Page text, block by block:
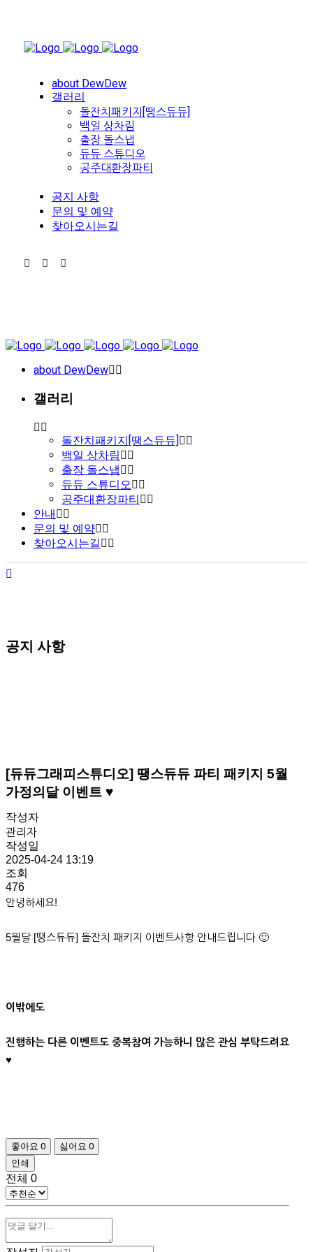
about DewDew
갤러리
돌잔치패키지[땡스듀듀]
백일 상차림
출장 돌스냅
듀듀 스튜디오
공주대환장파티
공지 사항
문의 및 예약
찾아오시는길
about DewDew
갤러리
돌잔치패키지[땡스듀듀]
백일 상차림
출장 돌스냅
듀듀 스튜디오
공주대환장파티
안내
문의 및 예약
찾아오시는길
공지 사항
[듀듀그래피스튜디오] 땡스듀듀 파티 패키지 5월
가정의달 이벤트 ♥
작성자
관리자
작성일
2025-04-24 13:19
조회
476
안녕하세요!
5월달 [땡스듀듀] 돌잔치 패키지 이벤트사항 안내드립니다 🙂
이밖에도
진행하는 다른 이벤트도 중복참여 가능하니 많은 관심 부탁드려요
♥
좋아요 0 싫어요 0
인쇄
전체 0